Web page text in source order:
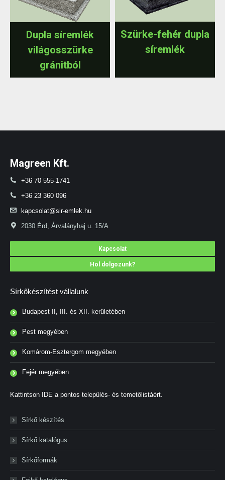
Dupla síremlék
világosszürke
gránitból
Szürke-fehér dupla
síremlék
Magreen Kft.
+36 70 555-1741
+36 23 360 096
kapcsolat@sir-emlek.hu
2030 Érd, Árvalányhaj u. 15/A
Kapcsolat
Hol dolgozunk?
Sírkőkészítést vállalunk
Budapest II, III. és XII. kerületében
Pest megyében
Komárom-Esztergom megyében
Fejér megyében
Kattintson IDE a pontos település- és temetőlistáért.
Sírkő készítés
Sírkő katalógus
Sírkőformák